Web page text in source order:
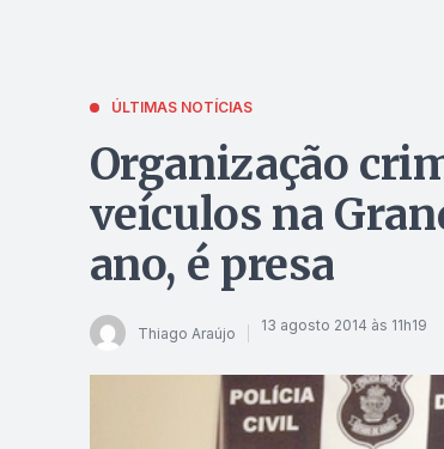
ÚLTIMAS NOTÍCIAS
Organização
veículos na
ano, é presa
Thiago Araújo 13 agosto 2014 às 11h19